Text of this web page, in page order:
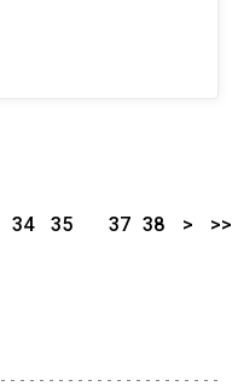
34
35
37 38 > >>